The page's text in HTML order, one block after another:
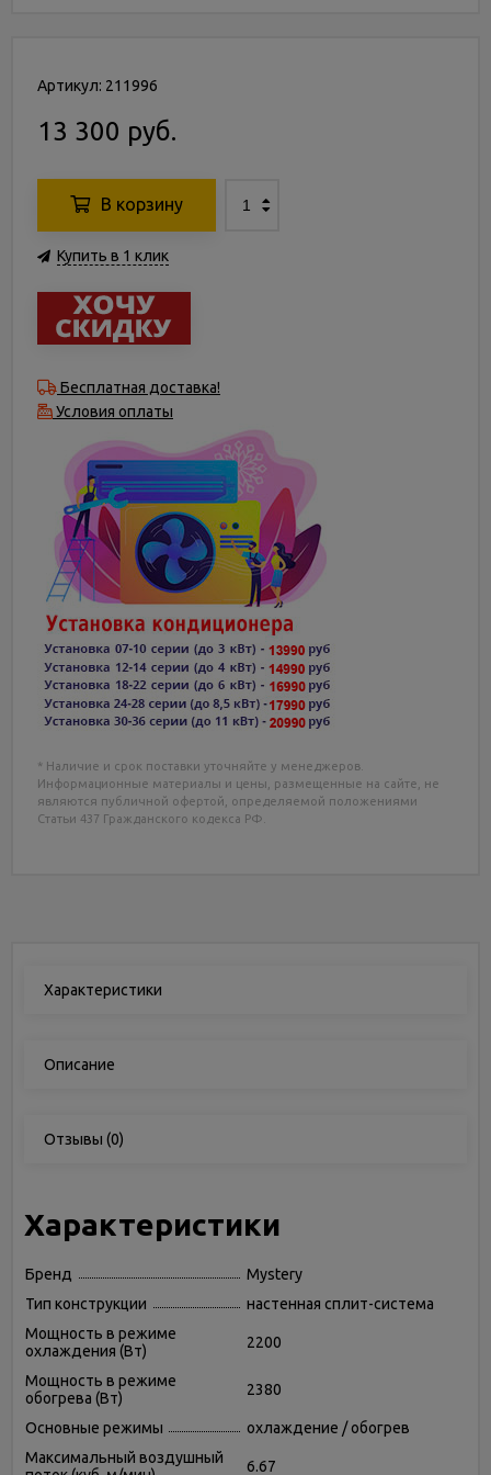
Артикул: 211996
13 300 руб.
В корзину
Купить в 1 клик
Бесплатная доставка!
Условия оплаты
* Наличие и срок поставки уточняйте у менеджеров.
Информационные материалы и цены, размещенные на сайте, не
являются публичной офертой, определяемой положениями
Статьи 437 Гражданского кодекса РФ.
Характеристики
Описание
Отзывы (0)
Характеристики
Бренд
Mystery
Тип конструкции
настенная сплит-система
Мощность в режиме
охлаждения (Вт)
2200
Мощность в режиме
обогрева (Вт)
2380
Основные режимы
охлаждение / обогрев
Максимальный воздушный
6.67